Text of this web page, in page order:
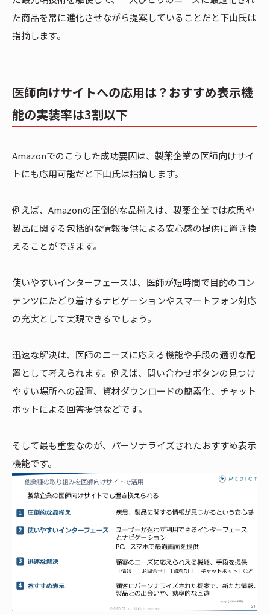
た商品を常に進化させながら提案していることだと下山氏は
指摘します。
医師向けサイトへの応用は？おすすめ表示機
能の実装率は3割以下
Amazonでのこうした成功要因は、製薬企業の医師向けサイ
トにも応用可能だと下山氏は指摘します。
例えば、Amazonの圧倒的な品揃えは、製薬企業では疾患や
製品に関する包括的な情報提供による安心感の提供に置き換
えることができます。
使いやすいインターフェースは、医師が短時間で目的のコン
テンツにたどり着けるナビゲーションやスマートフォン対応
の充実として実現できるでしょう。
迅速な解決は、医師のニーズに応える機能や手段の適切な配
置として考えられます。例えば、問い合わせボタンの見つけ
やすい場所への設置、資材ダウンロードの簡素化、チャット
ボットによる回答提供などです。
そして最も重要なのが、パーソナライズされたおすすめ表示
機能です。